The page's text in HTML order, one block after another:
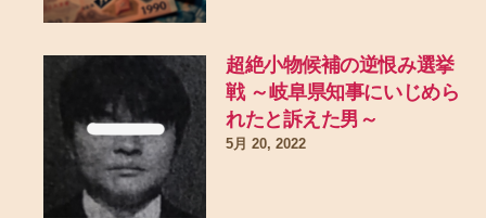
超絶小物候補の逆恨み選挙
戦 ～岐阜県知事にいじめら
れたと訴えた男～
5月 20, 2022